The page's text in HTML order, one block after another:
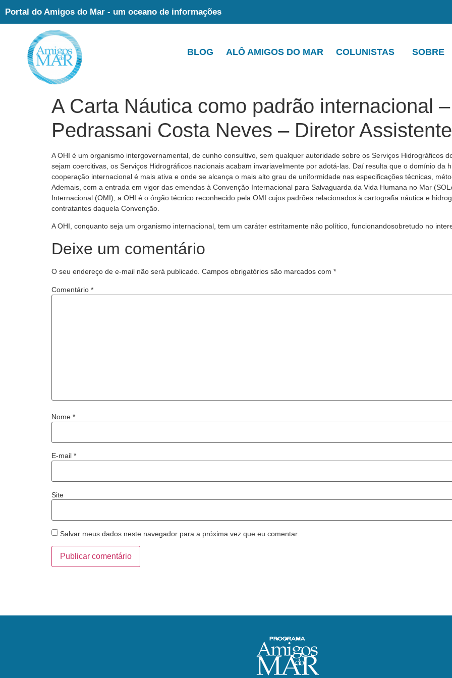
Portal do Amigos do Mar - um oceano de informações
BLOG ALÔ AMIGOS DO MAR COLUNISTAS SOBRE
A Carta Náutica como padrão internacional
Pedrassani Costa Neves – Diretor
A OHI é um organismo intergovernamental, de cunho consultivo, sem qualquer autoridade sobre os Serviços Hidrográficos
sejam coercitivas, os Serviços Hidrográficos nacionais acabam invariavelmente por adotá-las. Daí resulta que o domínio da
cooperação internacional é mais ativa e onde se alcança o mais alto grau de uniformidade nas especificações técnicas,
Ademais, com a entrada em vigor das emendas à Convenção Internacional para Salvaguarda da Vida Humana no Mar
Internacional (OMI), a OHI é o órgão técnico reconhecido pela OMI cujos padrões relacionados à cartografia náutica e
contratantes daquela Convenção.
A OHI, conquanto seja um organismo internacional, tem um caráter estritamente não político, funcionandosobretudo no
Deixe um comentário
O seu endereço de e-mail não será publicado. Campos obrigatórios são marcados com *
Comentário *
Nome *
E-mail *
Site
Salvar meus dados neste navegador para a próxima vez que eu comentar.